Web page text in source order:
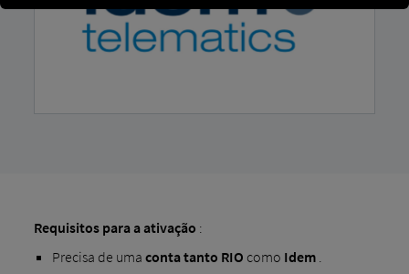
Requisitos para a ativação :
Precisa de uma contatanto RIO como Idem.